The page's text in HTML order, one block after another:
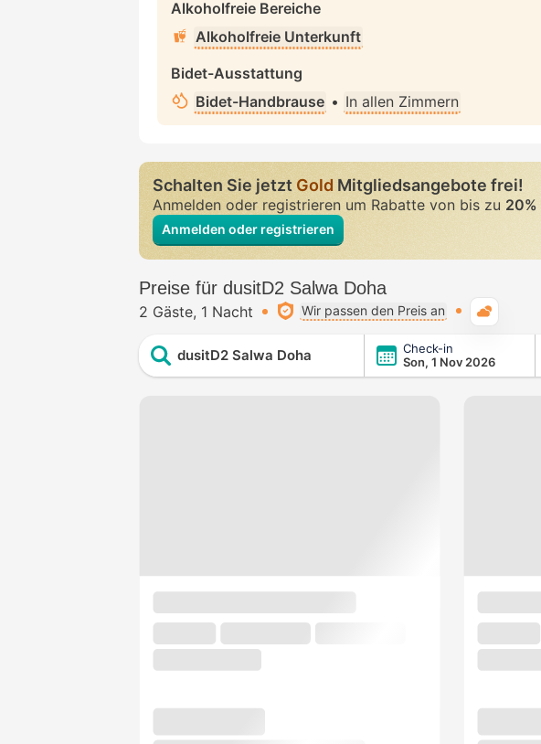
Alkoholfreie Bereiche
Alkoholfreie Unterkunft
Bidet-Ausstattung
Bidet-Handbrause • In allen Zimmern
Schalten Sie jetztGold Mitgliedsangebote frei!
Anmelden oder registrieren um Rabatte von bis zu 20%
Anmelden oder registrieren
Preise für dusitD2 Salwa Doha
2 Gäste 1 Nacht Wir passen den Preis an
dusitD2 Salwa Doha
Check-in
Son, 1 Nov 2026